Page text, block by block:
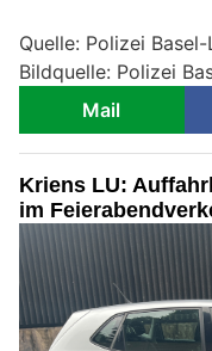
Quelle: Polizei
Bildquelle: Polizei
Mail
Kriens LU:
im